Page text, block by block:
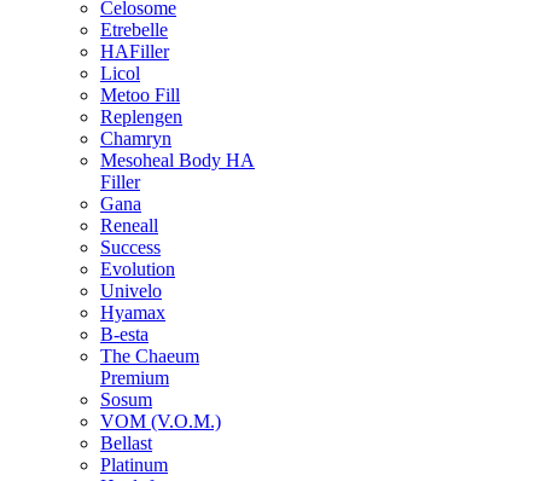
Celosome
Etrebelle
HAFiller
Licol
Metoo Fill
Replengen
Chamryn
Mesoheal Body HA
Filler
Gana
Reneall
Success
Evolution
Univelo
Hyamax
B-esta
The Chaeum
Premium
Sosum
VOM (V.O.M.)
Bellast
Platinum